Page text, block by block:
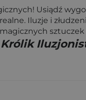
Usiądź
Iluzje i
Królik